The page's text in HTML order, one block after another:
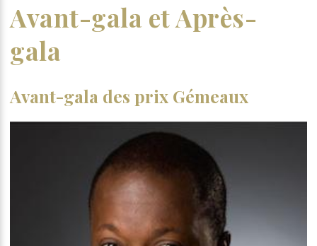
Avant-gala et Après-
gala
Avant-gala des prix Gémeaux